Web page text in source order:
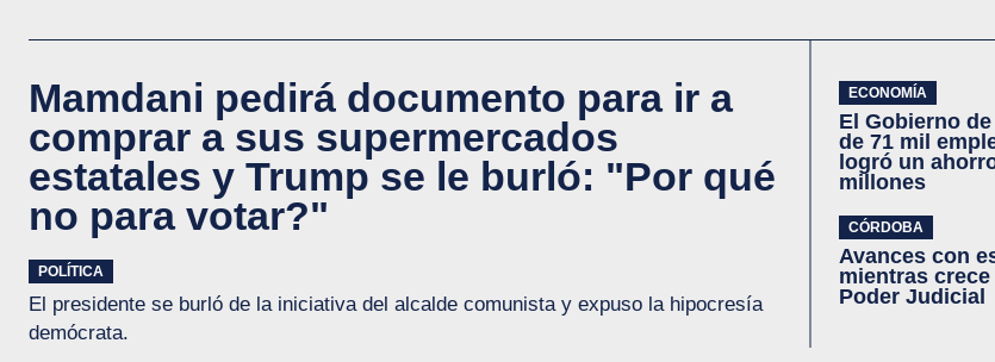
Mamdani pedirá documento para ir a
comprar a sus supermercados
estatales y Trump se le burló: "Por qué
no para votar?"
POLÍTICA
El presidente se burló de la iniciativa del alcalde comunista y expuso la hipocresía
demócrata.
ECONOMÍA
El Gobierno
de 71 mil
logró un
millones
CÓRDOBA
Avances con
mientras
Poder Judicial